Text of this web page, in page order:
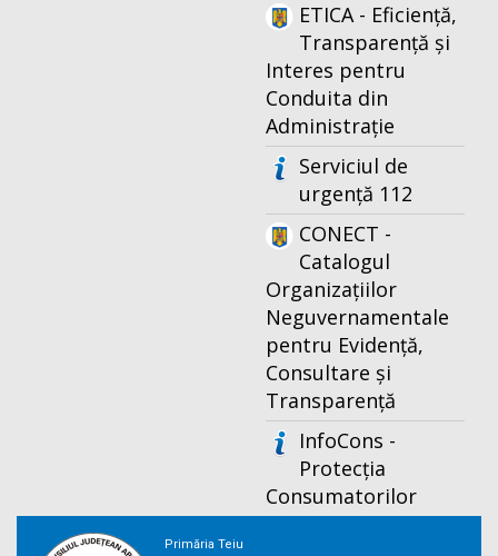
ETICA - Eficiență,
Transparență și
Interes pentru
Conduita din
Administrație
Serviciul de
urgență 112
CONECT -
Catalogul
Organizațiilor
Neguvernamentale
pentru Evidență,
Consultare și
Transparență
InfoCons -
Protecția
Consumatorilor
Primăria Teiu